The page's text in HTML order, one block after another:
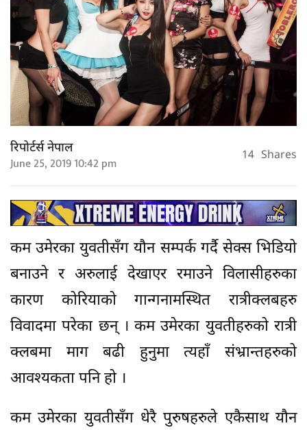
रिपोर्टर्स नेपाल
June 25, 2019 10:42 pm 14 Shares
कम उमेरका युवतीसँग यौन सम्पर्क गर्दै सेक्स भिडियो
बनाउने र अरुलाई देखाएर रमाउने विलासीहरुका
कारण कोरियाको गान्गनामस्थित रात्रीक्लबहरु
विवादमा परेका छन् । कम उमेरका युवतीहरुको रात्री
क्लबमा माग बढी हुनुमा त्यहाँ संभ्रान्तहरुको
आवश्यकता पनि हो ।
कम उमेरका युवतीसँग धेरै पुरुषहरुले एकैसाथ यौन